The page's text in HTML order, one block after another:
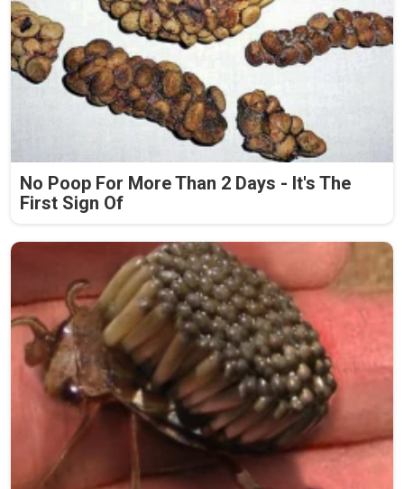
No Poop For More Than 2 Days - It's The
First Sign Of